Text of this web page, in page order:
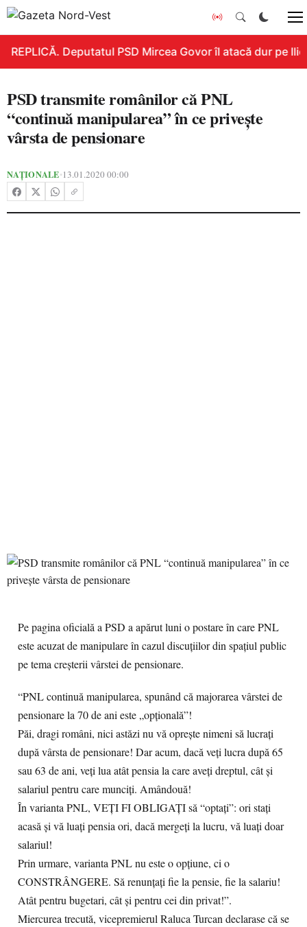
REPLICĂ. Deputatul PSD Mircea Govor îl atacă dur pe
PSD transmite românilor că PNL
“continuă manipularea” în ce priveşte
vârsta de pensionare
NAȚIONALE•13.01.2020 00:00
Pe pagina oficială a PSD a apărut luni o postare în care PNL
este acuzat de manipulare în cazul discuţiilor din spaţiul public
pe tema creşterii vârstei de pensionare.
“PNL continuă manipularea, spunând că majorarea vârstei de
pensionare la 70 de ani este „opțională”!
Păi, dragi români, nici astăzi nu vă oprește nimeni să lucrați
după vârsta de pensionare! Dar acum, dacă veți lucra după 65
sau 63 de ani, veți lua atât pensia la care aveți dreptul, cât și
salariul pentru care munciți. Amândouă!
În varianta PNL, VEȚI FI OBLIGAȚI să “optați”: ori stați
acasă și vă luați pensia ori, dacă mergeți la lucru, vă luați doar
salariul!
Prin urmare, varianta PNL nu este o opțiune, ci o
CONSTRÂNGERE. Să renunțați fie la pensie, fie la salariu!
Atât pentru bugetari, cât și pentru cei din privat!”.
Miercurea trecută, vicepremierul Raluca Turcan declarase că se